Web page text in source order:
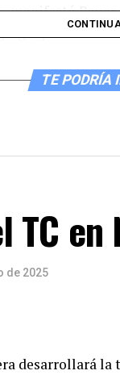
manifestó
que «la
TE PODRÍA
en
de 2025
desarrollará la